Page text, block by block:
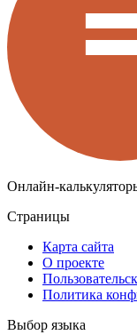
Онлайн-
Страницы
Карта сайта
О проекте
Политика
Выбор языка